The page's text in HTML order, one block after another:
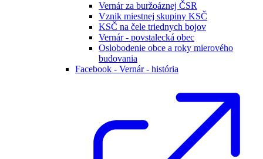
Vernár za buržoáznej ČSR
Vznik miestnej skupiny KSČ
KSČ na čele triednych bojov
Vernár - povstalecká obec
Oslobodenie obce a roky mierového
budovania
Facebook - Vernár - história